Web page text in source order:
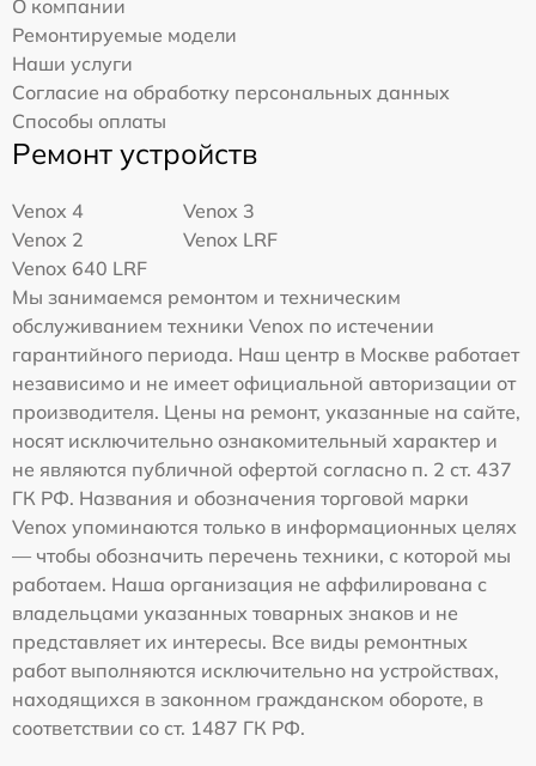
О компании
Ремонтируемые модели
Наши услуги
Согласие на обработку персональных данных
Способы оплаты
Ремонт устройств
Venox 4
Venox 3
Venox 2
Venox LRF
Venox 640 LRF
Мы занимаемся ремонтом и техническим
обслуживанием техники Venox по истечении
гарантийного периода. Наш центр в Москве работает
независимо и не имеет официальной авторизации от
производителя. Цены на ремонт, указанные на сайте,
носят исключительно ознакомительный характер и
не являются публичной офертой согласно п. 2 ст. 437
ГК РФ. Названия и обозначения торговой марки
Venox упоминаются только в информационных целях
— чтобы обозначить перечень техники, с которой мы
работаем. Наша организация не аффилирована с
владельцами указанных товарных знаков и не
представляет их интересы. Все виды ремонтных
работ выполняются исключительно на устройствах,
находящихся в законном гражданском обороте, в
соответствии со ст. 1487 ГК РФ.